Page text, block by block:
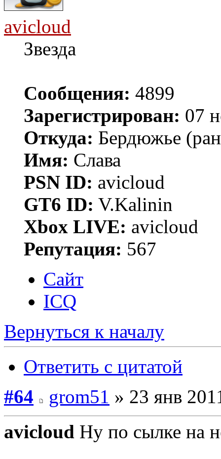
avicloud
Звезда
Сообщения: 4899
Зарегистрирован: 07
Откуда: Бердюжье
Имя: Слава
PSN ID: avicloud
GT6 ID: V.Kalinin
Xbox LIVE: avicloud
Репутация: 567
Сайт
ICQ
Вернуться к началу
Ответить с цитатой
#64
grom51 » 23 янв
avicloud Ну по сылке на